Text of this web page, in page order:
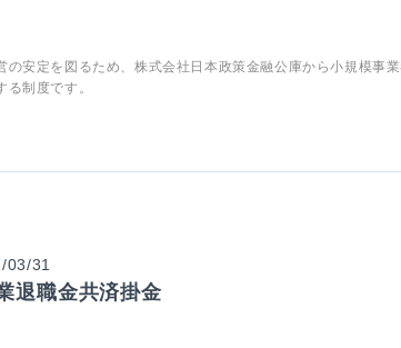
の安定を図るため、株式会社日本政策金融公庫から小規模事
制度です。
03/31
退職金共済掛金